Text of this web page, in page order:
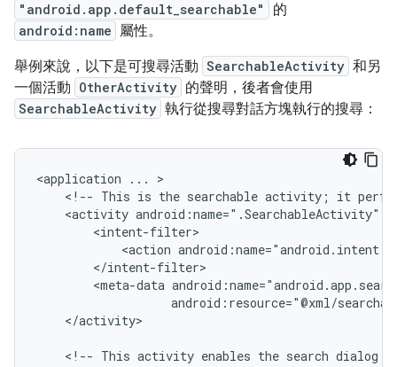
"android.app.default_searchable" 的
android:name 屬性。
舉例來說，以下是可搜尋活動 SearchableActivity 和另
一個活動 OtherActivity 的聲明，後者會使用
SearchableActivity 執行從搜尋對話方塊執行的搜尋：
<application ...
<!-- This is the searchable activity; it
<activity android:name=".SearchableActivity"
<action
<meta-data
</activity>
<!-- This activity enables the search dialog